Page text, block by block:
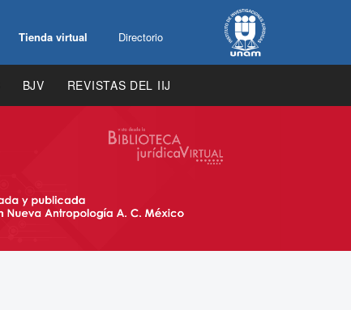
Tienda virtual Directorio
BJV REVISTAS DEL IIJ